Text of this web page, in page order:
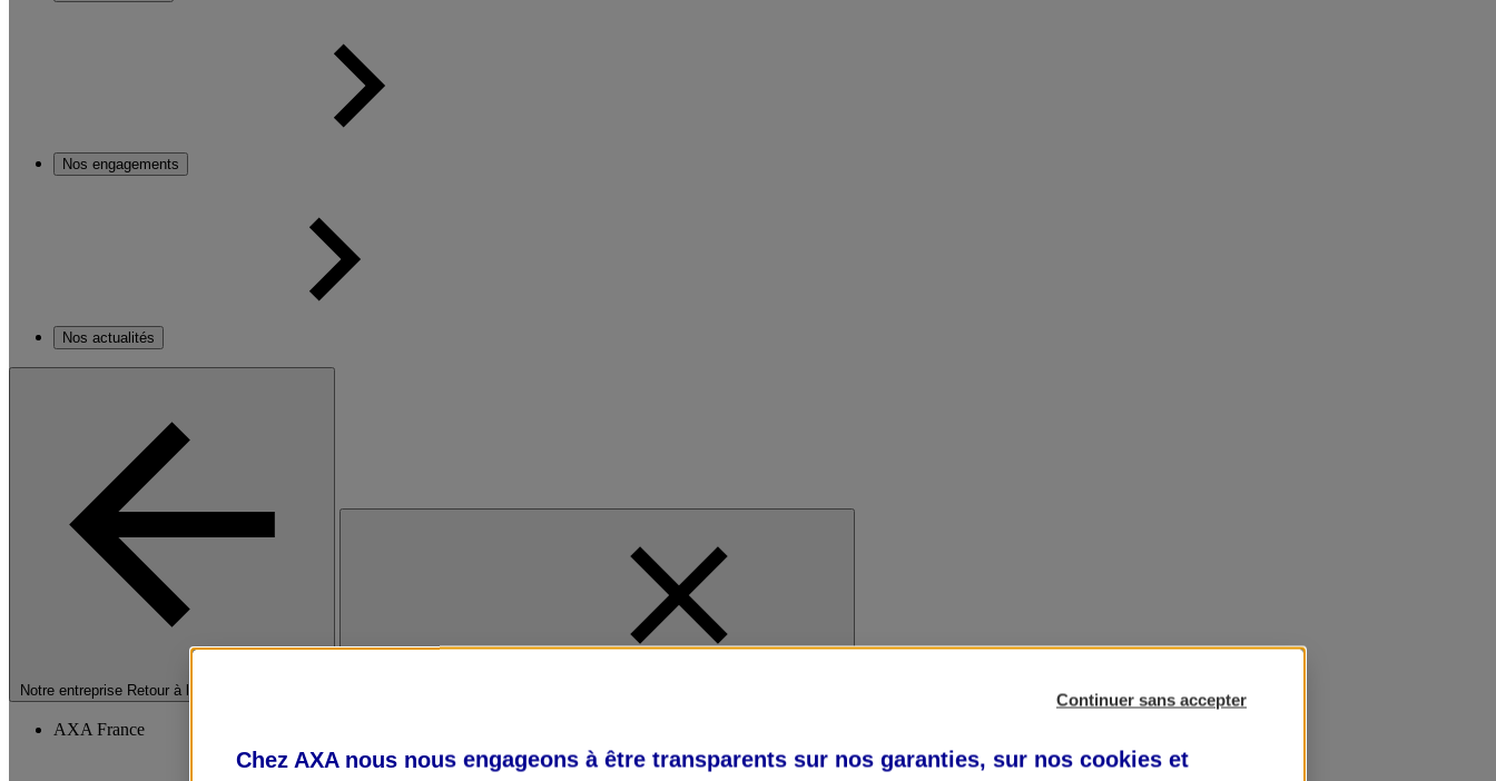
Nos engagements
Nos actualités
Notre entreprise Retour à la section précédente
AXA France
Continuer sans accepter
Chez AXA nous nous engageons à être transparents sur nos garanties, sur nos cookies et